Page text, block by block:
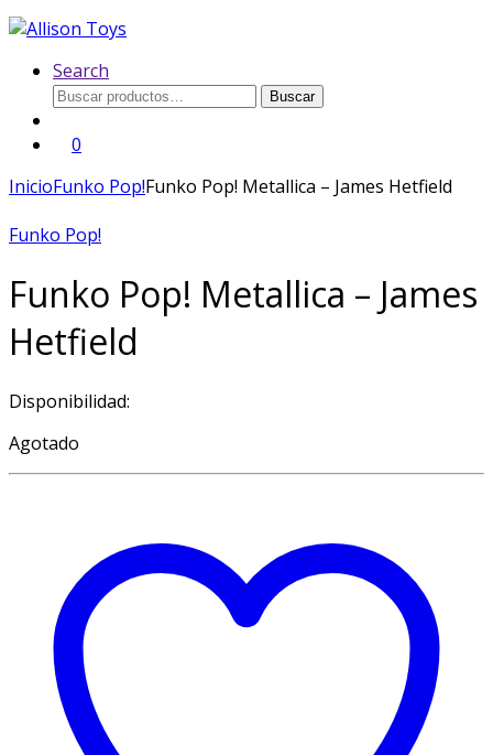
Search
Buscar
Buscar
0
InicioFunko Pop!Funko Pop! Metallica – James Hetfield
Funko Pop!
Funko Pop! Metallica – James
Hetfield
Disponibilidad:
Agotado